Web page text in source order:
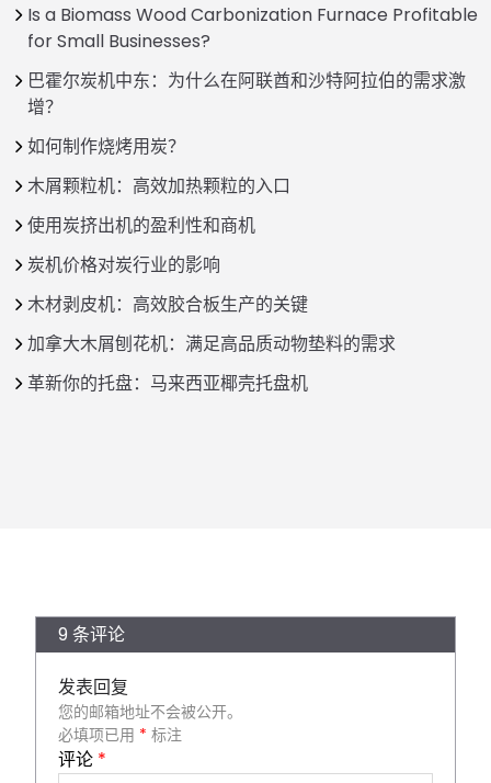
Is a Biomass Wood Carbonization Furnace Profitable
for Small Businesses?
巴霍尔炭机中东：为什么在阿联酋和沙特阿拉伯的需求激
增？
如何制作烧烤用炭？
木屑颗粒机：高效加热颗粒的入口
使用炭挤出机的盈利性和商机
炭机价格对炭行业的影响
木材剥皮机：高效胶合板生产的关键
加拿大木屑刨花机：满足高品质动物垫料的需求
革新你的托盘：马来西亚椰壳托盘机
9 条评论
发表回复
您的邮箱地址不会被公开。
必填项已用 * 标注
评论 *